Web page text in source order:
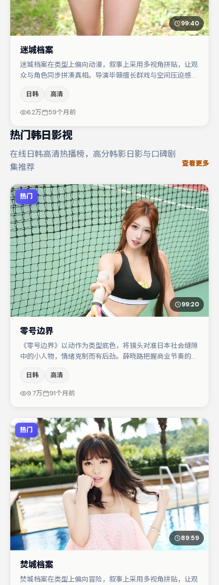
99:40
迷城档案
迷城档案在类型上偏向动漫，叙事上采用多视角拼贴，让观
众与角色同步拼凑真相。导演毕赣擅长群戏与空间压迫感，
玺、汤唯、孔刘等，角色动机前后呼应，适合喜欢抠台词与
伏笔的观众。整体完成度较高，适合周末一口气追完。
日韩 高清
6.2万 59个月前
热门韩日影视
在线日韩高清热播榜，高分韩影日影与口碑剧
集推荐
查看更多
热门
99:20
零号边界
《零号边界》以动作为类型底色，将镜头对准日本社会缝隙
中的小人物，情绪克制而有后劲。薛晓路把握商业节奏的同
在片中承担叙事驱动，咏梅、桂纶镁分别提供反差与喜剧/
悬疑调剂（视场次而定）。若你偏爱强类型与清晰主线，这
部作品值得关注。
日韩 高清
9.7万 91个月前
热门
89:59
焚城档案
焚城档案在类型上偏向冒险，叙事上采用多视角拼贴，让观